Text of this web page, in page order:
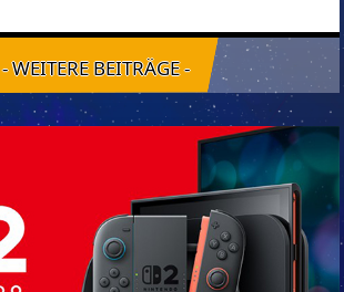
- WEITERE BEITRÄGE -